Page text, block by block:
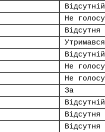
Відсутній
Не
Відсутня
Утримався
Відсутній
Не
Не
За
Відсутній
Відсутня
Відсутня